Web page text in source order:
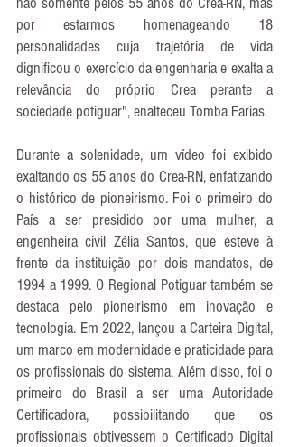
por estarmos homenageando 18
personalidades cuja trajetória de vida
dignificou o exercício da engenharia e exalta a
relevância do próprio Crea perante a
sociedade potiguar", enalteceu Tomba Farias.
Durante a solenidade, um vídeo foi exibido
exaltando os 55 anos do Crea-RN, enfatizando
o histórico de pioneirismo. Foi o primeiro do
País a ser presidido por uma mulher, a
engenheira civil Zélia Santos, que esteve à
frente da instituição por dois mandatos, de
1994 a 1999. O Regional Potiguar também se
destaca pelo pioneirismo em inovação e
tecnologia. Em 2022, lançou a Carteira Digital,
um marco em modernidade e praticidade para
os profissionais do sistema. Além disso, foi o
primeiro do Brasil a ser uma Autoridade
Certificadora, possibilitando que os
profissionais obtivessem o Certificado Digital